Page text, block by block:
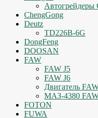
Автогрейдеры
ChengGong
Deutz
TD226B-6G
DongFeng
DOOSAN
FAW
FAW J5
FAW J6
Двигатель
МАЗ-4380
FOTON
FUWA